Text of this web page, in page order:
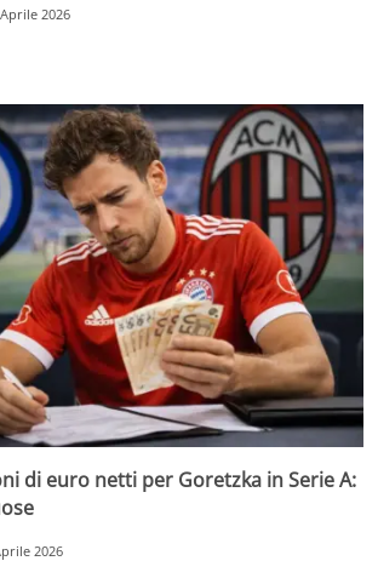
2026
di euro netti per Goretzka in Serie A:
2026